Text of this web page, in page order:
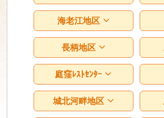
海老江地区
長柄地区
庭窪ﾚｽﾄｾﾝﾀｰ
城北河畔地区